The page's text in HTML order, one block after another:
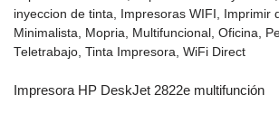
inyeccion de tinta
Impresoras WIFI Imprimir
Minimalista
Mopria Multifuncional Oficina
Teletrabajo Tinta Impresora WiFi Direct
Impresora HP DeskJet 2822e multifunción